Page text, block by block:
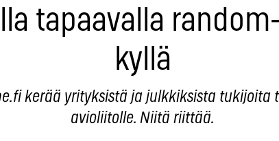
tapaavalla
kyllä
kerää yrityksistä ja julkkiksista tukijoita
avioliitolle. Niitä riittää.